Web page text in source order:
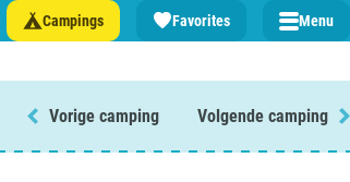
Campings Favorites Menu
Vorige camping Volgende camping